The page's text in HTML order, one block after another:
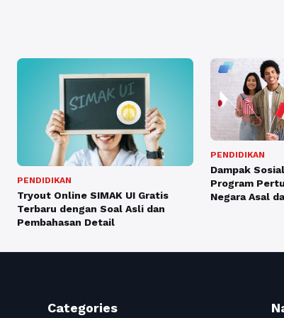
PENDIDIKAN
Tryout Online SIMAK UI Gratis
Terbaru dengan Soal Asli dan
Pembahasan Detail
PENDIDIKAN
Dampak
Program
Negara Asal
Categories